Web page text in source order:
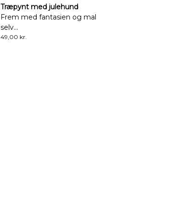
Træpynt med julehund
Frem med fantasien og mal
selv...
49,00 kr.